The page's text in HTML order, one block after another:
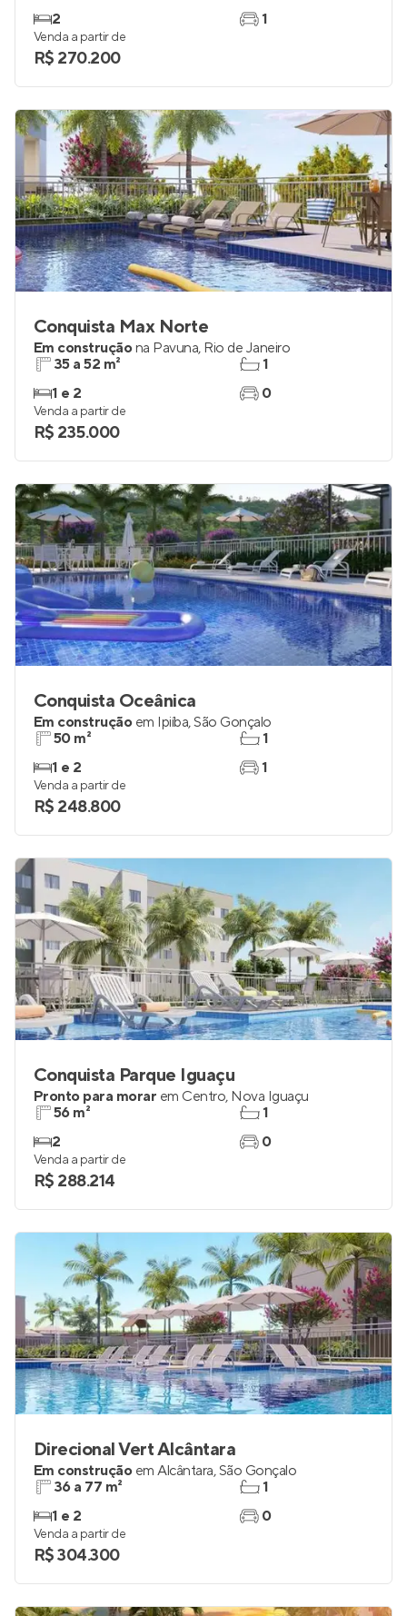
2
1
Venda a partir de
R$ 270.200
Conquista Max Norte
Em construçãona Pavuna, Rio de Janeiro
35 a 52 m²
1 e 2
1
0
Venda a partir de
R$ 235.000
Conquista Oceânica
Em construção em Ipiíba,São Gonçalo
50 m²
1 e 2
1
1
Venda a partir de
R$ 248.800
Conquista Parque Iguaçu
Pronto para morar em Centro, Nova Iguaçu
56 m²
2
1
0
Venda a partir de
R$ 288.214
Direcional Vert Alcântara
Em construção em Alcântara,São Gonçalo
36 a 77 m²
1 e 2
1
0
Venda a partir de
R$ 304.300